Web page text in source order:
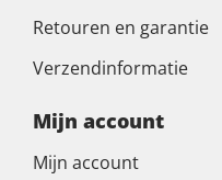
Retouren en garantie
Verzendinformatie
Mijn account
Mijn account